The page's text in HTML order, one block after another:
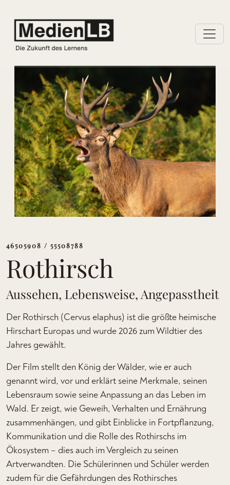
46505908 / 55508788
Rothirsch
Aussehen, Lebensweise, Angepasstheit
Der Rothirsch (Cervus elaphus) ist die größte heimische
Hirschart Europas und wurde 2026 zum Wildtier des
Jahres gewählt.
Der Film stellt den König der Wälder, wie er auch
genannt wird, vor und erklärt seine Merkmale, seinen
Lebensraum sowie seine Anpassung an das Leben im
Wald. Er zeigt, wie Geweih, Verhalten und Ernährung
zusammenhängen, und gibt Einblicke in Fortpflanzung,
Kommunikation und die Rolle des Rothirschs im
Ökosystem – dies auch im Vergleich zu seinen
Artverwandten. Die Schülerinnen und Schüler werden
zudem für die Gefährdungen des Rothirsches